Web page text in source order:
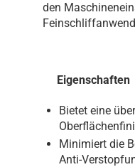
den
Eigenschaften
Bietet eine
Minimiert die
Anti-